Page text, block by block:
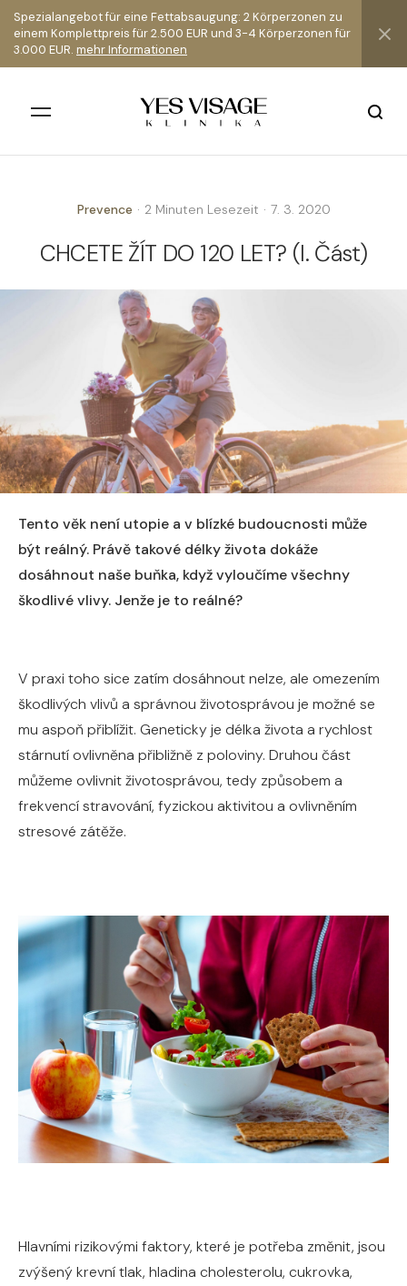
Spezialangebot für eine Fettabsaugung: 2 Körperzonen zu
einem Komplettpreis für 2.500 EUR und 3-4 Körperzonen für
3.000 EUR. mehr Informationen
Alle Ergebnisse
Prevence · 2 Minuten Lesezeit · 7. 3. 2020
CHCETE ŽÍT DO 120 LET? (I. Část)
Tento věk není utopie a v blízké budoucnosti může
být reálný. Právě takové délky života dokáže
dosáhnout naše buňka, když vyloučíme všechny
škodlivé vlivy. Jenže je to reálné?
V praxi toho sice zatím dosáhnout nelze, ale omezením
škodlivých vlivů a správnou životosprávou je možné se
mu aspoň přiblížit. Geneticky je délka života a rychlost
stárnutí ovlivněna přibližně z poloviny. Druhou část
můžeme ovlivnit životosprávou, tedy způsobem a
frekvencí stravování, fyzickou aktivitou a ovlivněním
stresové zátěže.
Hlavními rizikovými faktory, které je potřeba změnit, jsou
zvýšený krevní tlak, hladina cholesterolu, cukrovka,